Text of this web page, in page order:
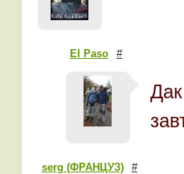
El Paso #
serg (ФРАНЦУЗ) #